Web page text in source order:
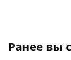
Ранее вы